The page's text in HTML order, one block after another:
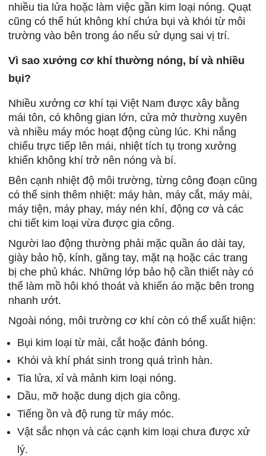
nhiều tia lửa hoặc làm việc gần kim loại nóng. Quạt
cũng có thể hút không khí chứa bụi và khói từ môi
trường vào bên trong áo nếu sử dụng sai vị trí.
Vì sao xưởng cơ khí thường nóng, bí và nhiều
bụi?
Nhiều xưởng cơ khí tại Việt Nam được xây bằng
mái tôn, có không gian lớn, cửa mở thường xuyên
và nhiều máy móc hoạt động cùng lúc. Khi nắng
chiếu trực tiếp lên mái, nhiệt tích tụ trong xưởng
khiến không khí trở nên nóng và bí.
Bên cạnh nhiệt độ môi trường, từng công đoạn cũng
có thể sinh thêm nhiệt: máy hàn, máy cắt, máy mài,
máy tiện, máy phay, máy nén khí, động cơ và các
chi tiết kim loại vừa được gia công.
Người lao động thường phải mặc quần áo dài tay,
giày bảo hộ, kính, găng tay, mặt nạ hoặc các trang
bị che phủ khác. Những lớp bảo hộ cần thiết này có
thể làm mồ hôi khó thoát và khiến áo mặc bên trong
nhanh ướt.
Ngoài nóng, môi trường cơ khí còn có thể xuất hiện:
Bụi kim loại từ mài, cắt hoặc đánh bóng.
Khói và khí phát sinh trong quá trình hàn.
Tia lửa, xỉ và mảnh kim loại nóng.
Dầu, mỡ hoặc dung dịch gia công.
Tiếng ồn và độ rung từ máy móc.
Vật sắc nhọn và các cạnh kim loại chưa được xử
lý.